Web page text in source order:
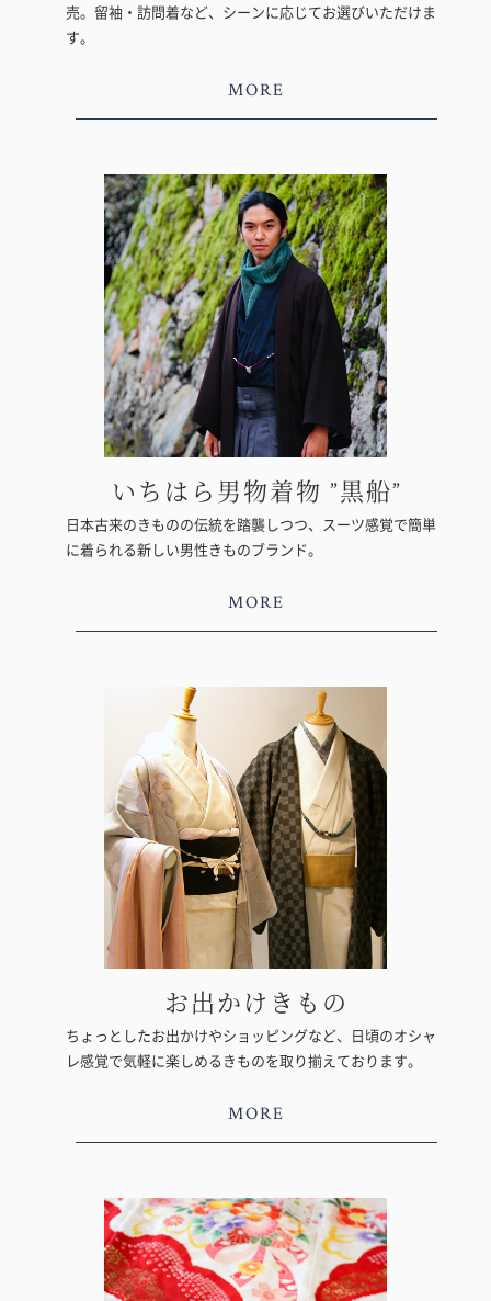
売。留袖・訪問着など、シーンに応じてお選びいただけま
す。
MORE
いちはら男物着物 ”黒船”
日本古来のきものの伝統を踏襲しつつ、スーツ感覚で簡単
に着られる新しい男性きものブランド。
MORE
お出かけきもの
ちょっとしたお出かけやショッピングなど、日頃のオシャ
レ感覚で気軽に楽しめるきものを取り揃えております。
MORE